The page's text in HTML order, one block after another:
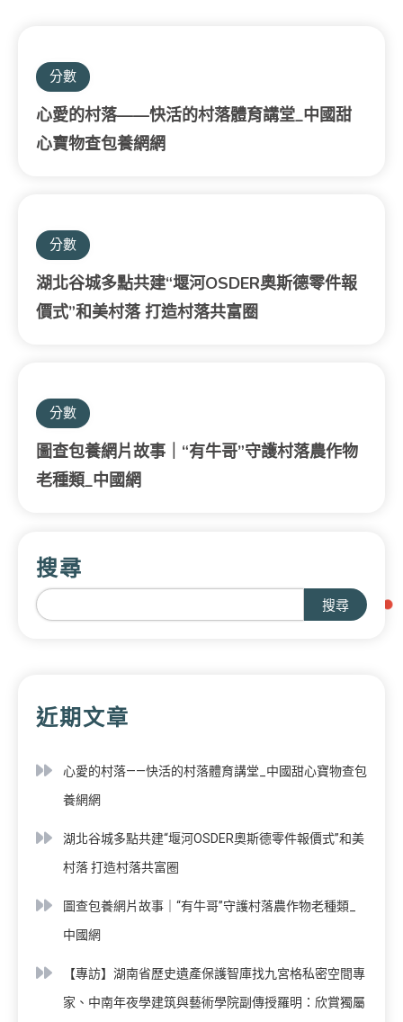
分數
心愛的村落——快活的村落體育講堂_中國甜
心寶物查包養網網
分數
湖北谷城多點共建“堰河OSDER奧斯德零件報
價式”和美村落 打造村落共富圈
分數
圖查包養網片故事｜“有牛哥”守護村落農作物
老種類_中國網
搜尋
搜尋
近期文章
心愛的村落——快活的村落體育講堂_中國甜心寶物查包
養網網
湖北谷城多點共建“堰河OSDER奧斯德零件報價式”和美
村落 打造村落共富圈
圖查包養網片故事｜“有牛哥”守護村落農作物老種類_
中國網
【專訪】湖南省歷史遺產保護智庫找九宮格私密空間專
家、中南年夜學建筑與藝術學院副傳授羅明：欣賞獨屬